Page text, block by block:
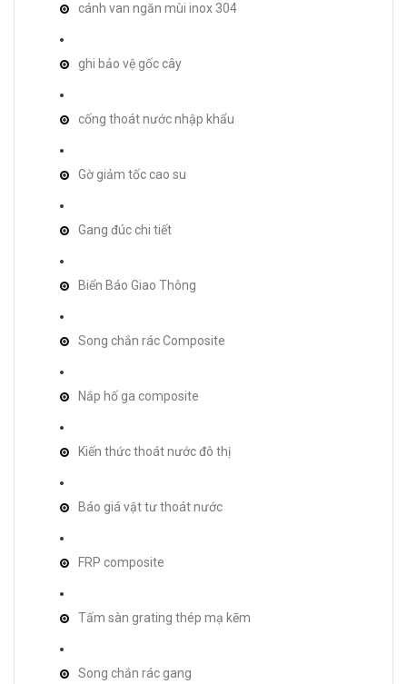
cánh van ngăn mùi inox 304
ghi bảo vệ gốc cây
cống thoát nước nhập khẩu
Gờ giảm tốc cao su
Gang đúc chi tiết
Biển Báo Giao Thông
Song chắn rác Composite
Nắp hố ga composite
Kiến thức thoát nước đô thị
Báo giá vật tư thoát nước
FRP composite
Tấm sàn grating thép mạ kẽm
Song chắn rác gang